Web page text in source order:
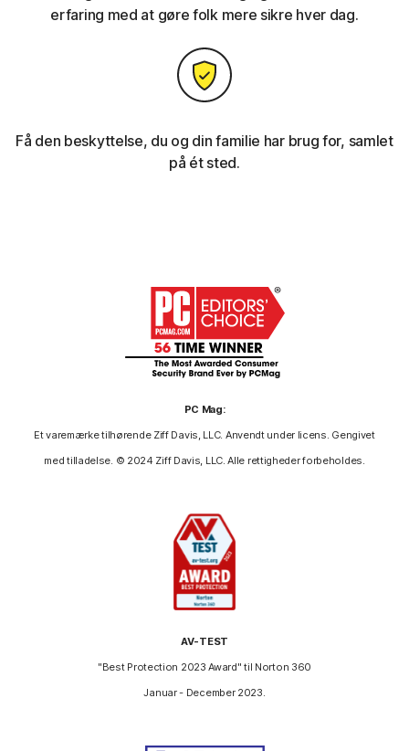
erfaring med at gøre folk mere sikre hver dag.
Få den beskyttelse, du og din familie har brug for, samlet
på ét sted.
PC Mag:
Et varemærke tilhørende Ziff Davis, LLC. Anvendt under licens. Gengivet
med tilladelse. © 2024 Ziff Davis, LLC. Alle rettigheder forbeholdes.
AV-TEST
"Best Protection 2023 Award" til Norton 360
Januar - December 2023.